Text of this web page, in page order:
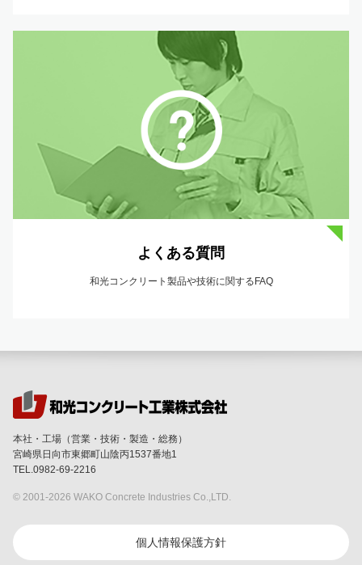
よくある質問
和光コンクリート製品や技術に関するFAQ
本社・工場（営業・技術・製造・総務）
宮崎県日向市東郷町山陰丙1537番地1
TEL.0982-69-2216
© 2001-2026 WAKO Concrete Industries Co.,LTD.
個人情報保護方針